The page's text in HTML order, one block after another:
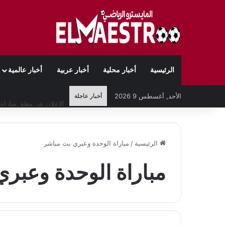
الرئيسية أخبار محلية أخبار عربية أخبار عالمية
الأحد, أغسطس 9 2026 أخبار عاجلة
الرئيسية / مباراة الوحدة وعبري بث مباشر
مباراة الوحدة